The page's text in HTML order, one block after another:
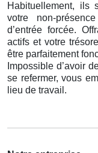
Habituellement, ils
votre non-
d’entrée forcée.
actifs et votre
être parfaitement
Impossible d’avoir
se refermer, vous
lieu de travail.